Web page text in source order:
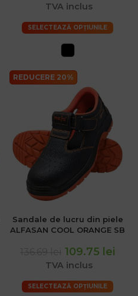
TVA inclus
SELECTEAZĂ OPȚIUNILE
REDUCERE 20%
Sandale de lucru din piele
ALFASAN COOL ORANGE SB
109.75 lei
TVA inclus
SELECTEAZĂ OPȚIUNILE